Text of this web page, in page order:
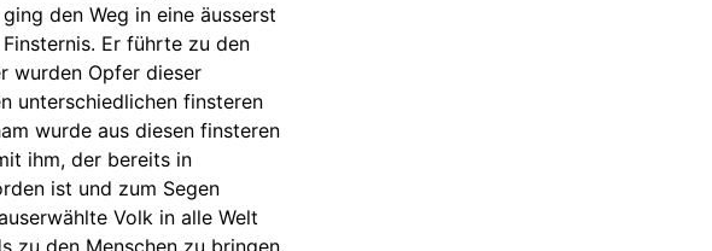
den Weg in eine äusserst
Er führte zu den
wurden Opfer dieser
unterschiedlichen finsteren
wurde aus diesen finsteren
ihm, der bereits in
ist und zum Segen
Volk in alle Welt